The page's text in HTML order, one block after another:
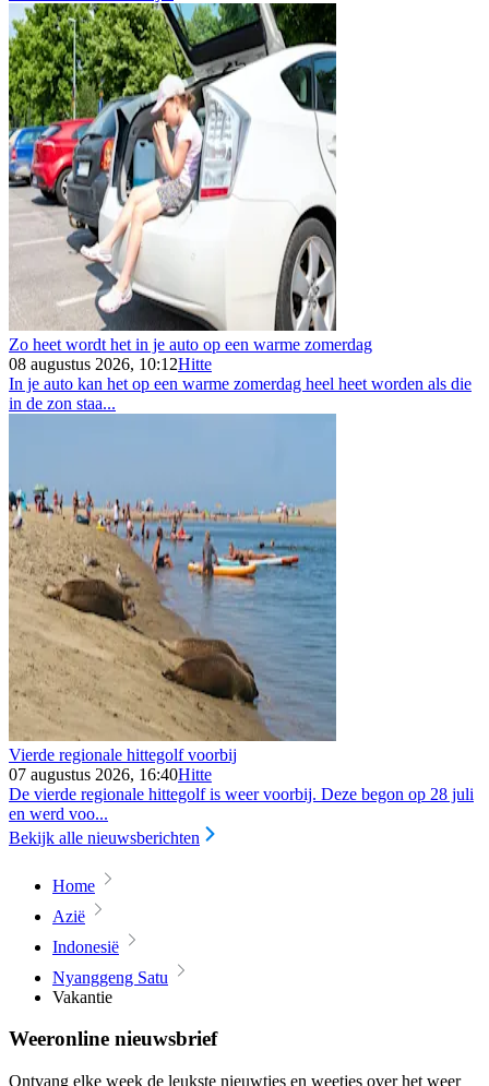
Zo heet wordt het in je auto op een warme zomerdag
08 augustus 2026, 10:12Hitte
In je auto kan het op een warme zomerdag heel heet worden als die
in de zon staa...
Vierde regionale hittegolf voorbij
07 augustus 2026, 16:40Hitte
De vierde regionale hittegolf is weer voorbij. Deze begon op 28 juli
en werd voo...
Bekijk alle nieuwsberichten
Home
Azië
Indonesië
Nyanggeng Satu
Vakantie
Weeronline nieuwsbrief
Ontvang elke week de leukste nieuwtjes en weetjes over het weer